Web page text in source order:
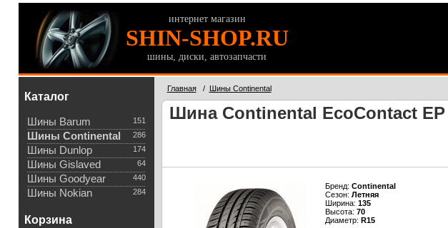
интернет магазин
SHIN-SHOP.RU
шины, диски, автозапчасти
Каталог
151
Шины Barum
286
Шины Continental
174
Шины Dunlop
64
Шины Gislaved
440
Шины Goodyear
284
Шины Nokian
Корзина
Главная/ Шины Continental
Шина Continental EcoContact EP
Бренд: Continental
Сезон: Летняя
Ширина: 135
Высота: 70
Диаметр: R15